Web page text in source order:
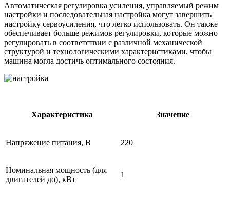
Автоматическая регулировка усиления, управляемый режим
настройки и последовательная настройка могут завершить
настройку сервоусиления, что легко использовать. Он также
обеспечивает больше режимов регулировки, которые можно
регулировать в соответствии с различной механической
структурой и технологическими характеристиками, чтобы
машина могла достичь оптимального состояния.
Характеристика Значение
Напряжение питания, В 220
Номинальная мощность (для
двигателей до), кВт
1